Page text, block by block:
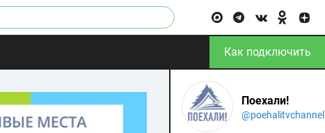
Как подключить
Поехали!
@poehalitvchannel